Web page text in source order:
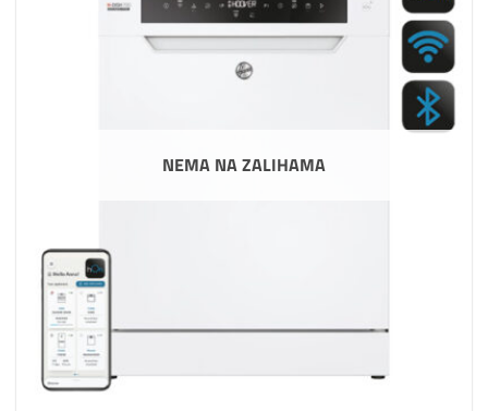
na
listu
želja
NEMA NA ZALIHAMA